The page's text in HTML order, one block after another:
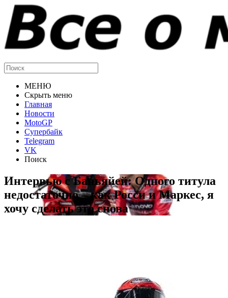
МЕНЮ
Скрыть меню
Главная
Новости
MotoGP
Супербайк
Telegram
VK
Поиск
Интервью с Баньяйей: Одного титула
недостаточно – как Росси и Маркес, я
хочу сделать это снова